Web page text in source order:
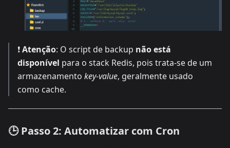
❗Atenção: O script de backup não está
disponível para o stack Redis, pois trata-se de um
armazenamento key-value, geralmente usado
como cache.
🕒 Passo 2: Automatizar com Cron